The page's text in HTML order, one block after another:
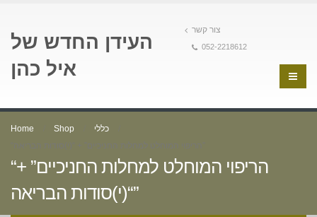
העידן החדש של
איל כהן
צור קשר
052-2218612
Home Shop
כללי
“הריפוי המוחלט למחלות החניכיים” +
“(י)סודות הבריאה”